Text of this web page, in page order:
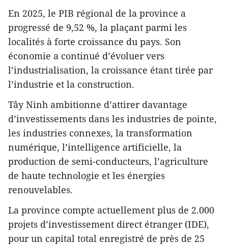
En 2025, le PIB régional de la province a
progressé de 9,52 %, la plaçant parmi les
localités à forte croissance du pays. Son
économie a continué d’évoluer vers
l’industrialisation, la croissance étant tirée par
l’industrie et la construction.
Tây Ninh ambitionne d’attirer davantage
d’investissements dans les industries de pointe,
les industries connexes, la transformation
numérique, l’intelligence artificielle, la
production de semi-conducteurs, l’agriculture
de haute technologie et les énergies
renouvelables.
La province compte actuellement plus de 2.000
projets d’investissement direct étranger (IDE),
pour un capital total enregistré de près de 25